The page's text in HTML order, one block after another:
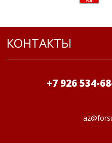
КОНТАКТЫ
+7 926